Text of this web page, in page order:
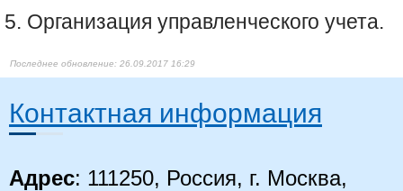
Организация управленческого учета.
26.09.2017 16:29
Контактная информация
Адрес: 111250, Россия, г. Москва,